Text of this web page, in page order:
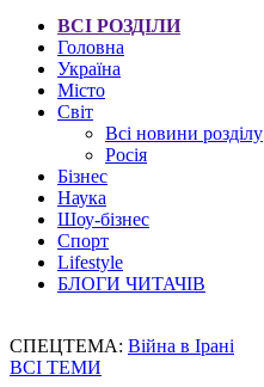
ВСІ РОЗДІЛИ
Головна
Україна
Місто
Світ
Всі новини розділу
Росія
Бізнес
Наука
Шоу-бізнес
Спорт
Lifestyle
БЛОГИ ЧИТАЧІВ
СПЕЦТЕМА: Війна в Ірані
ВСІ ТЕМИ